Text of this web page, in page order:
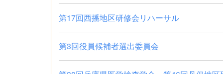
第17回西播地区研修会リハーサル
第3回役員候補者選出委員会